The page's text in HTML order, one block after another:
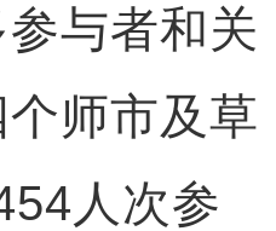
与者和关
师市及草
人次参